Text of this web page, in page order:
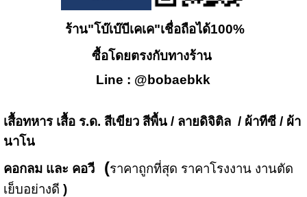
ร้าน"โบ๊เบ๊บีเคเค"เชื่อถือได้100%
ซื้อโดยตรงกับทางร้าน
Line : @bobaebkk
เสื้อทหาร เสื้อ ร.ด. สีเขียว สีพื้น / ลายดิจิติล / ผ้าทีซี / ผ้า
นาโน
คอกลม และ คอวี(ราคาถูกที่สุด ราคาโรงงาน งานตัด
เย็บอย่างดี )